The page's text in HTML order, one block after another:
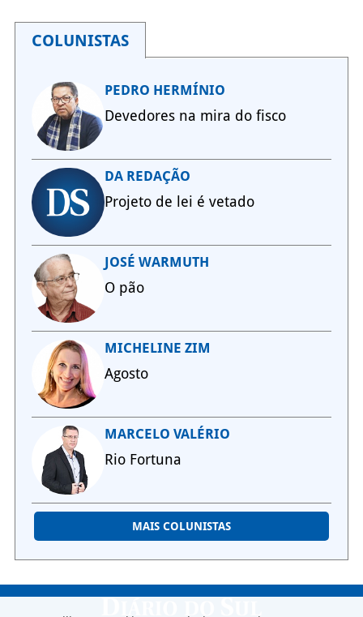
COLUNISTAS
PEDRO HERMÍNIO
Devedores na mira do fisco
DA REDAÇÃO
Projeto de lei é vetado
JOSÉ WARMUTH
O pão
MICHELINE ZIM
Agosto
MARCELO VALÉRIO
Rio Fortuna
MAIS COLUNISTAS